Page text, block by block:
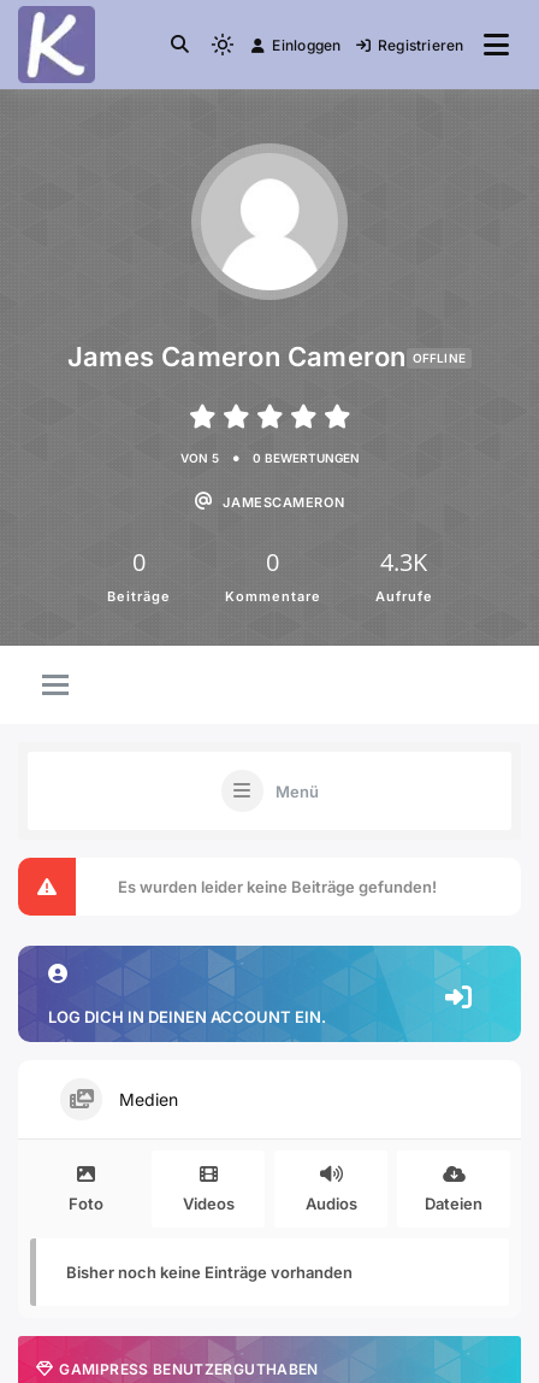
die Community Einloggen Registrieren
James Cameron Cameron OFFLINE
VON 5 • 0 BEWERTUNGEN
JAMESCAMERON
0
Beiträge
0
Kommentare
4.3K
Aufrufe
Menü
Es wurden leider keine Beiträge gefunden!
LOG DICH IN DEINEN ACCOUNT EIN.
Medien
Foto Videos Audios Dateien
Bisher noch keine Einträge vorhanden
GAMIPRESS BENUTZERGUTHABEN